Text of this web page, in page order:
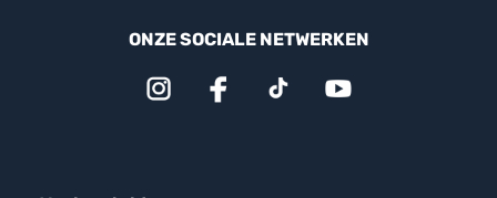
ONZE SOCIALE NETWERKEN